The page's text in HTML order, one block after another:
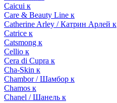
Caicui к
Care & Beauty Line к
Catherine Arley / Катрин Арлей к
Catrice к
Catsmong к
Cellio к
Cera di Cupra к
Cha-Skin к
Chambor / Шамбор к
Chamos к
Chanel / Шанель к